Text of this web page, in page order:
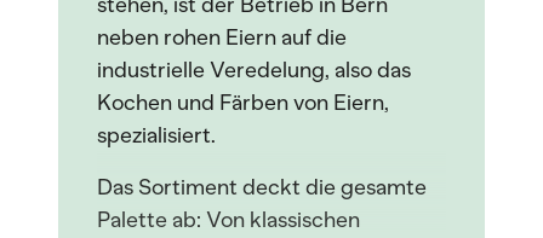
neben rohen Eiern auf die
industrielle Veredelung, also das
Kochen und Färben von Eiern,
spezialisiert.
Das Sortiment deckt die gesamte
Palette ab: Von klassischen